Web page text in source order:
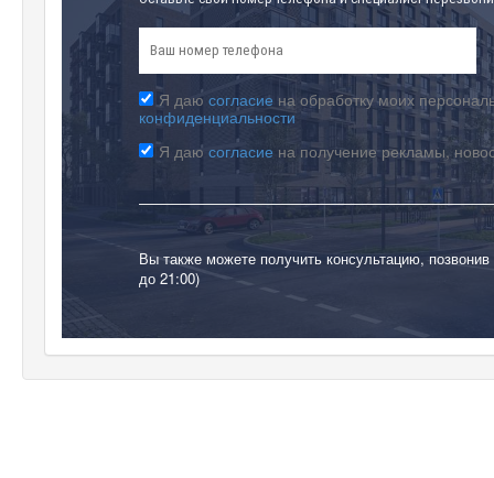
Я даю согласие на обработку моих
конфиденциальности
Я даю согласие на получение рекламы,
Вы также можете получить консультацию,
до 21:00)